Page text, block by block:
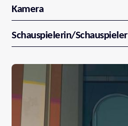
Tirol
Vorarlberg
Kamera
Schauspielerin/Schauspieler